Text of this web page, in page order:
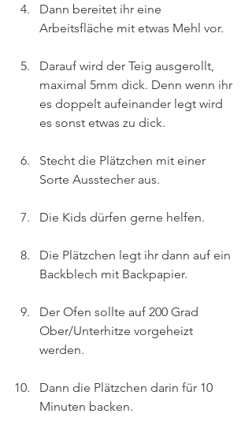
Dann bereitet ihr eine
Arbeitsfläche mit etwas Mehl vor.
Darauf wird der Teig ausgerollt,
maximal 5mm dick. Denn wenn ihr
es doppelt aufeinander legt wird
es sonst etwas zu dick.
Stecht die Plätzchen mit einer
Sorte Ausstecher aus.
Die Kids dürfen gerne helfen.
Die Plätzchen legt ihr dann auf ein
Backblech mit Backpapier.
Der Ofen sollte auf 200 Grad
Ober/Unterhitze vorgeheizt
werden.
Dann die Plätzchen darin für 10
Minuten backen.